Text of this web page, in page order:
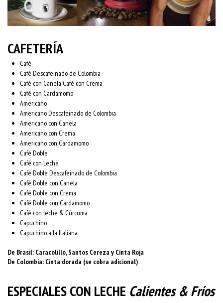
CAFETERÍA
Café
Café Descafeinado de Colombia
Café con Canela Café con Crema
Café con Cardamomo
Americano
Americano Descafeinado de Colombia
Americano con Canela
Americano con Crema
Americano con Cardamomo
Café Doble
Café con Leche
Café Doble Descafeinado de Colombia
Café Doble con Canela
Café Doble con Crema
Café Doble con Cardamomo
Café con leche & Cúrcuma
Capuchino
Capuchino a la Italiana
De Brasil: Caracolillo, Santos Cereza y Cinta Roja
De Colombia: Cinta dorada (se cobra adicional)
ESPECIALES CON LECHE Calientes & Fríos